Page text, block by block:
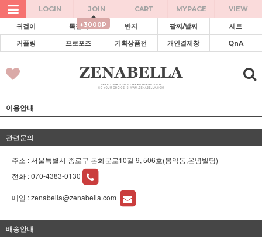
LOGIN JOIN
+3000P
CART MYPAGE VIEW
귀걸이 목걸이 반지 팔찌/발찌 세트
커플링 프로포즈 기획상품전 개인결제창 QnA
이용안내
관련문의
주소 : 서울특별시 종로구 돈화문로10길 9, 506호(봉익동,온녕빌딩)
전화 :070-4383-0130
메일 :zenabella@zenabella.com
배송안내